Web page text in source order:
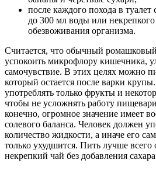
после каждого похода в туалет
до 300 мл воды или
обезвоживания организма.
Считается, что обычный
успокоить микрофлору кишечника,
самочувствие. В этих целях можно
который остается после варки
употреблять только фрукты и
чтобы не усложнять работу
конечно, огромное значение имеет
солевого баланса. Человек должен
количество жидкости, а иначе его
только ухудшится. Пить лучше
некрепкий чай без добавления